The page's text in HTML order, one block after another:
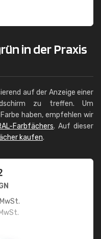
in der Praxis
auf der Anzeige einer
zu treffen. Um
haben, empfehlen wir
Farbfächers. Auf dieser
kaufen.